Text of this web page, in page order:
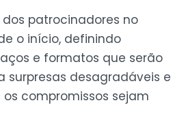
patrocinadores no
o início, definindo
e formatos que serão
surpresas desagradáveis e
compromissos sejam